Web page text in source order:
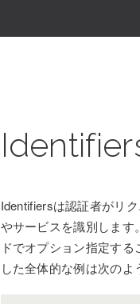
Identifiersは認証者がリ
やサービスを識別します
ドでオプション指定す
した全体的な例は次のよ